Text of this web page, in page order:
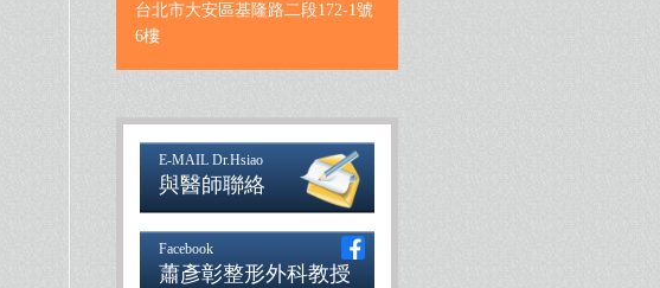
台北市大安區基隆路二段172-1號
6樓
E-MAIL Dr.Hsiao
與醫師聯絡
Facebook
蕭彥彰整形外科教授